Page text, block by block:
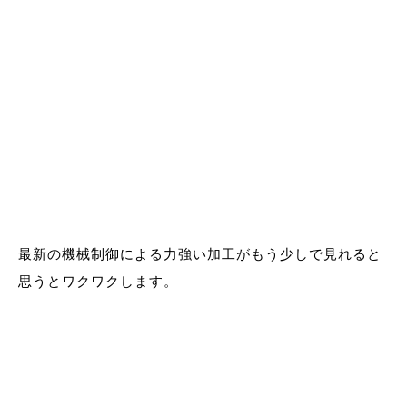
最新の機械制御による力強い加工がもう少しで見れると
思うとワクワクします。